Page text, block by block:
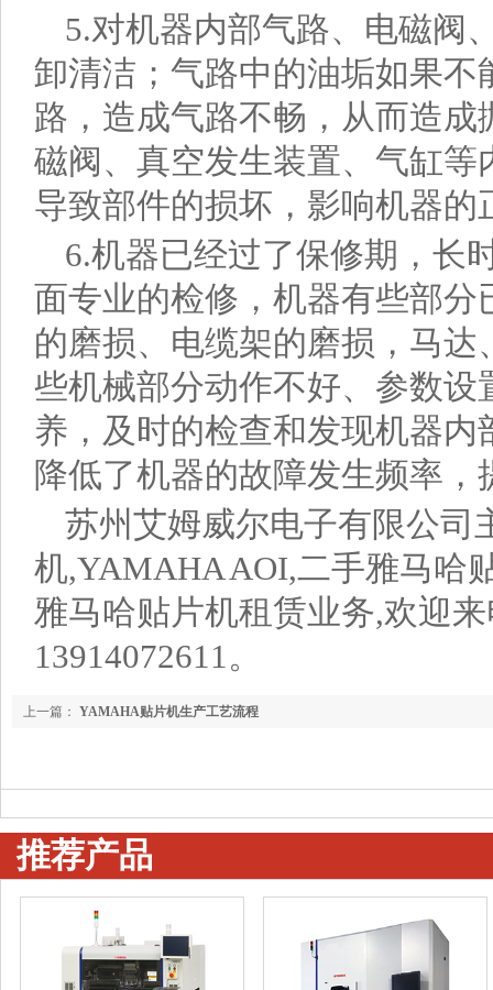
5.对机器内部气路、电磁阀
卸清洁；气路中的油垢如果
路，造成气路不畅，从而造
磁阀、真空发生装置、气缸
导致部件的损坏，影响机器的
6.机器已经过了保修期，长
面专业的检修，机器有些部
的磨损、电缆架的磨损，马
些机械部分动作不好、参数
养，及时的检查和发现机器
降低了机器的故障发生频率，
苏州艾姆威尔电子有限公司
机,YAMAHA AOI,二手雅马哈
雅马哈贴片机租赁业务,欢迎
13914072611。
上一篇： YAMAHA贴片机生产工艺流程
推荐产品